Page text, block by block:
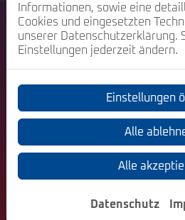
Kontakt
Telefon: 06341 86841
E-Mail:info@klotz-landau.de
Öffnungszeiten
Montag – Donnerstag:
Informationen, sowie eine
Cookies und eingesetzten
unserer Datenschutzerklärung.
Einstellungen jederzeit ändern.
Einstellungen
Alle
Alle
Datenschutz